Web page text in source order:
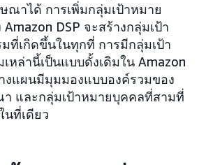
ณาได้ การเพิ่มกลุ่มเป้าหมาย
DSP จะสร้างกลุ่มเป้า
ที่เกิดขึ้นในทุกที่ การมีกลุ่มเป้า
หล่านี้เป็นแบบดั้งเดิมใน Amazon
งแผนมีมุมมองแบบองค์รวมของ
และกลุ่มเป้าหมายบุคคลที่สามที่
นที่เดียว